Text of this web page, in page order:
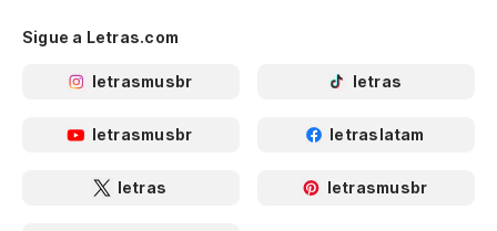
Sigue a Letras.com
letrasmusbr letras
letrasmusbr letraslatam
letras letrasmusbr